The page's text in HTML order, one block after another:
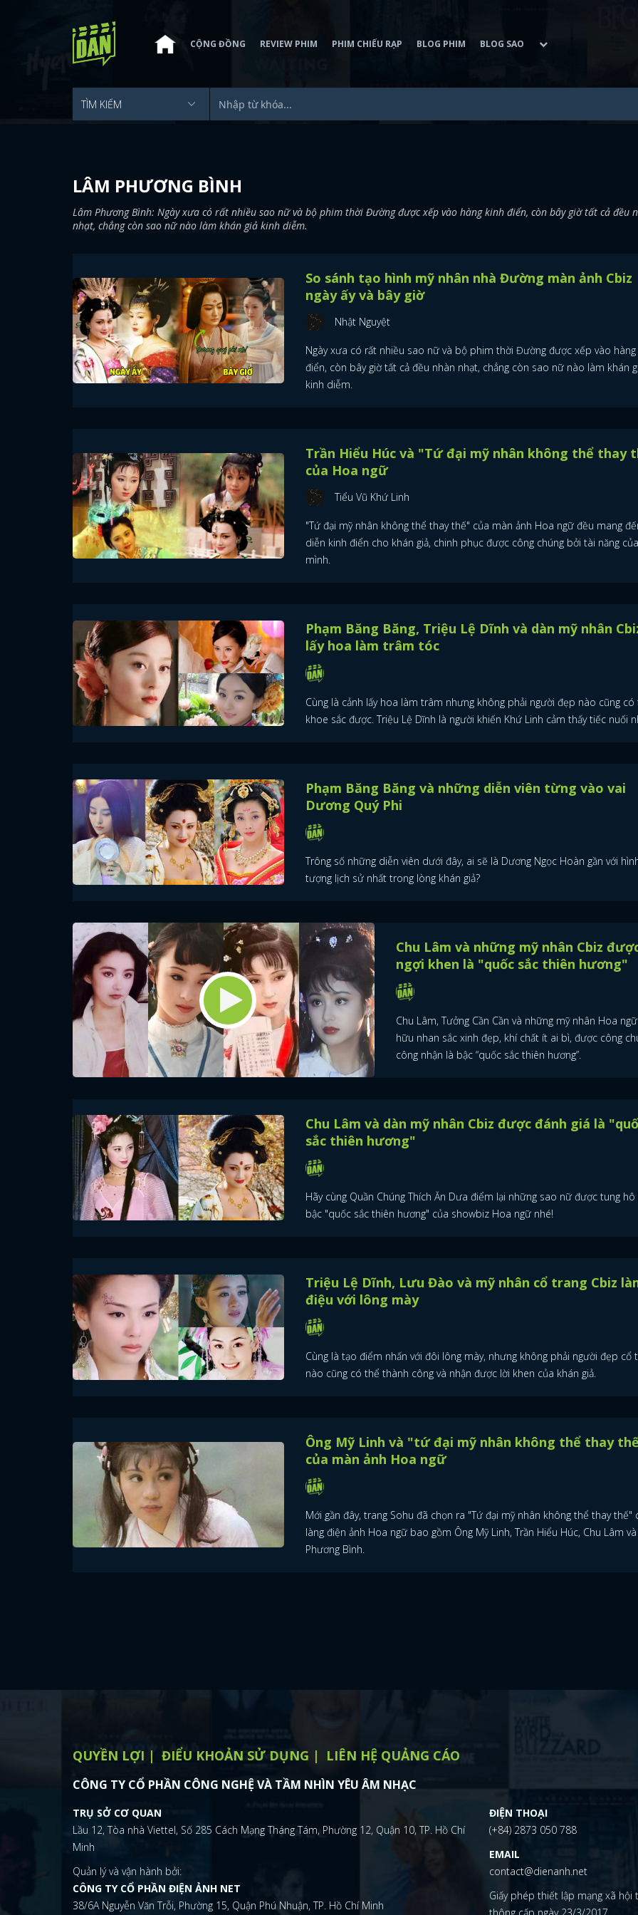
ĐĂNG NHẬP
FACEBOOK GOOGLE
CỘNG ĐỒNG REVIEW PHIM PHIM CHIẾU RẠP BLOG PHIM BLOG SAO
LÂM PHƯƠNG BÌNH
Lâm Phương Bình: Ngày xưa có rất nhiều sao nữ và bộ phim thời Đường được xếp vào hàng kinh điển, còn bây giờ tất cả đều
nhạt, chẳng còn sao nữ nào làm khán giả kinh diễm.
So sánh tạo hình mỹ nhân nhà Đường màn ảnh Cbiz
ngày ấy và bây giờ
Nhật Nguyệt
Ngày xưa có rất nhiều sao nữ và bộ phim thời Đường được xếp vào hàng
điển, còn bây giờ tất cả đều nhàn nhạt, chẳng còn sao nữ nào làm khán
kinh diễm.
Trần Hiểu Húc và "Tứ đại mỹ nhân không thể thay
của Hoa ngữ
Tiểu Vũ Khứ Linh
"Tứ đại mỹ nhân không thể thay thế" của màn ảnh Hoa ngữ đều mang
diễn kinh điển cho khán giả, chinh phục được công chúng bởi tài năng của
mình.
Phạm Băng Băng, Triệu Lệ Dĩnh và dàn mỹ nhân
lấy hoa làm trâm tóc
Cùng là cảnh lấy hoa làm trâm nhưng không phải người đẹp nào cũng có
khoe sắc được. Triệu Lệ Dĩnh là người khiến Khứ Linh cảm thấy tiếc nuối
Phạm Băng Băng và những diễn viên từng vào vai
Dương Quý Phi
Trông số những diễn viên dưới đây, ai sẽ là Dương Ngọc Hoàn gần với
tượng lịch sử nhất trong lòng khán giả?
Chu Lâm và những mỹ nhân Cbiz
ngợi khen là "quốc sắc thiên hương"
Chu Lâm, Tưởng Cần Cần và những mỹ nhân Hoa
hữu nhan sắc xinh đẹp, khí chất ít ai bì, được công
công nhận là bậc “quốc sắc thiên hương”.
Chu Lâm và dàn mỹ nhân Cbiz được đánh giá là
sắc thiên hương"
Hãy cùng Quần Chúng Thích Ăn Dưa điểm lại những sao nữ được tung hô
bậc "quốc sắc thiên hương" của showbiz Hoa ngữ nhé!
Triệu Lệ Dĩnh, Lưu Đào và mỹ nhân cổ trang Cbiz
điệu với lông mày
Cùng là tạo điểm nhấn với đôi lông mày, nhưng không phải người đẹp cổ
nào cũng có thể thành công và nhận được lời khen của khán giả.
Ông Mỹ Linh và "tứ đại mỹ nhân không thể thay
của màn ảnh Hoa ngữ
Mới gần đây, trang Sohu đã chọn ra "Tứ đại mỹ nhân không thể thay thế"
làng điện ảnh Hoa ngữ bao gồm Ông Mỹ Linh, Trần Hiểu Húc, Chu Lâm
Phương Bình.
QUYỀN LỢI ĐIỂU KHOẢN SỬ DỤNG LIÊN HỆ QUẢNG CÁO
CÔNG TY CỔ PHẦN CÔNG NGHỆ VÀ TẦM NHÌN YÊU ÂM NHẠC
TRỤ SỞ CƠ QUAN
Lầu 12, Tòa nhà Viettel, Số 285 Cách Mạng Tháng Tám, Phường 12, Quận 10, TP. Hồ Chí
Minh
Quản lý và vận hành bởi:
CÔNG TY CỔ PHẦN ĐIỆN ẢNH NET
38/6A Nguyễn Văn Trỗi, Phường 15, Quận Phú Nhuận, TP. Hồ Chí Minh
ĐIỆN THOẠI
(+84) 2873 050 788
EMAIL
contact@dienanh.net
Giấy phép thiết lập mạng xã hội